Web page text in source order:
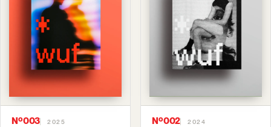
Nº003 2025 Nº002 2024